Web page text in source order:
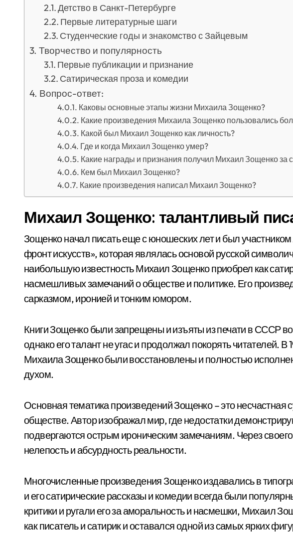
Детство в Санкт-Петербурге
Первые литературные шаги
Студенческие годы и знакомство с Зайцевым
Творчество и популярность
Первые публикации и признание
Сатирическая проза и комедии
Вопрос-ответ:
Каковы основные этапы жизни Михаила Зощенко?
Какие произведения Михаила Зощенко пользовались
Какой был Михаил Зощенко как личность?
Где и когда Михаил Зощенко умер?
Какие награды и признания получил Михаил Зощенко за
Кем был Михаил Зощенко?
Какие произведения написал Михаил Зощенко?
Михаил Зощенко: талантливый
Зощенко начал писать еще с юношеских лет и был
фронт искусств», которая являлась основой русской
наибольшую известность Михаил Зощенко приобрел как
насмешливых замечаний о обществе и политике. Его
сарказмом, иронией и тонким юмором.
Книги Зощенко были запрещены и изъяты из печати в СССР
однако его талант не угас и продолжал покорять читателей.
Михаила Зощенко были восстановлены и полностью
духом.
Основная тематика произведений Зощенко – это несчастная
обществе. Автор изображал мир, где недостатки
подвергаются острым ироническим замечаниям. Через
нелепость и абсурдность реальности.
Многочисленные произведения Зощенко издавались в
и его сатирические рассказы и комедии всегда были
критики и ругали его за аморальность и насмешки, Михаил
как писатель и сатирик и оставался одной из самых ярких